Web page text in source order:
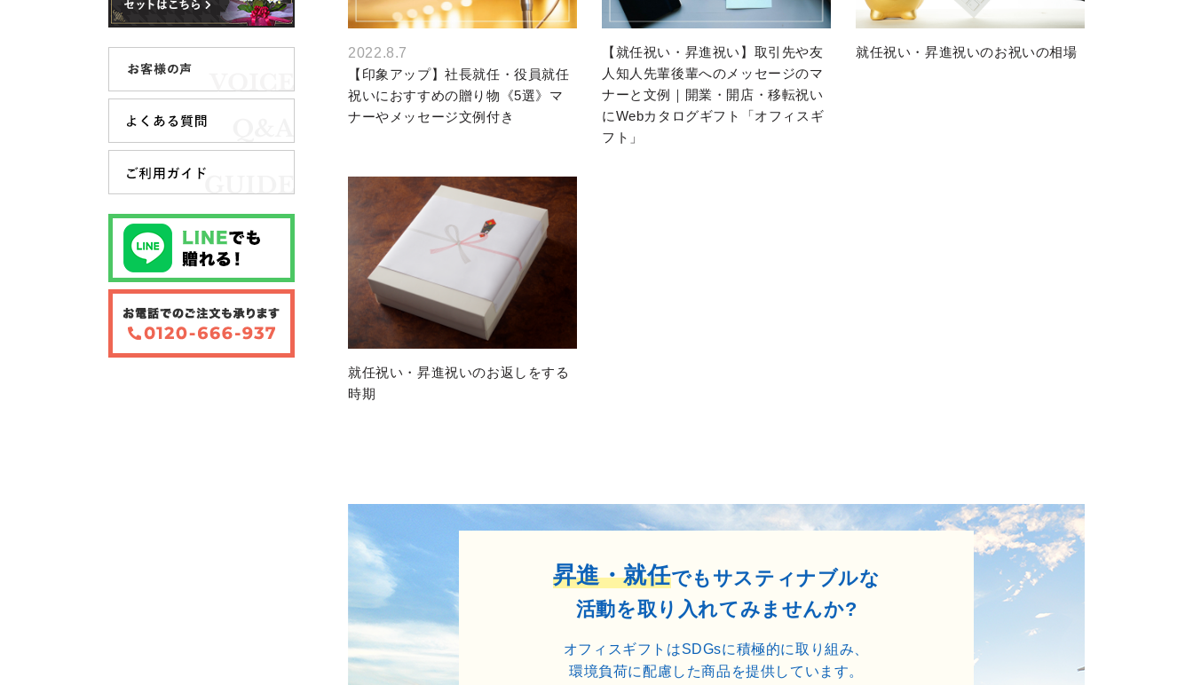
2022.8.7
【印象アップ】社長就任・役員就任
祝いにおすすめの贈り物《5選》マ
ナーやメッセージ文例付き
【就任祝い・昇進祝い】取引先や友
人知人先輩後輩へのメッセージのマ
ナーと文例｜開業・開店・移転祝い
にWebカタログギフト「オフィスギ
フト」
就任祝い・昇進祝いのお祝いの相場
就任祝い・昇進祝いのお返しをする
時期
昇進・就任でもサスティナブルな
活動を取り入れてみませんか?
オフィスギフトはSDGsに積極的に取り組み、
環境負荷に配慮した商品を提供しています。